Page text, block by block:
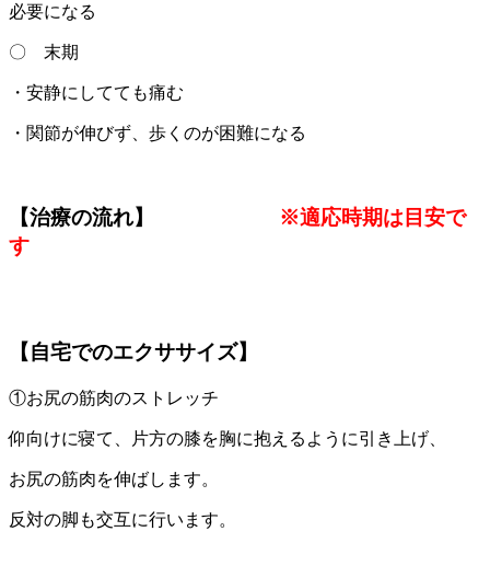
必要になる
〇 末期
・安静にしてても痛む
・関節が伸びず、歩くのが困難になる
【治療の流れ】 ※適応時期は目安で
す
【自宅でのエクササイズ】
①お尻の筋肉のストレッチ
仰向けに寝て、片方の膝を胸に抱えるように引き上げ、
お尻の筋肉を伸ばします。
反対の脚も交互に行います。